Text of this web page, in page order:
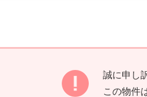
誠に申し
この物件